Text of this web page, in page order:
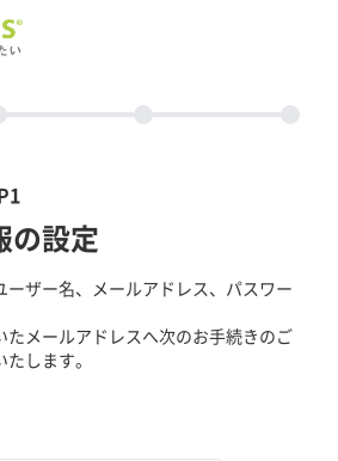
の設定
ーザー名、メールアドレス、パスワー
たメールアドレスへ次のお手続きのご
します。